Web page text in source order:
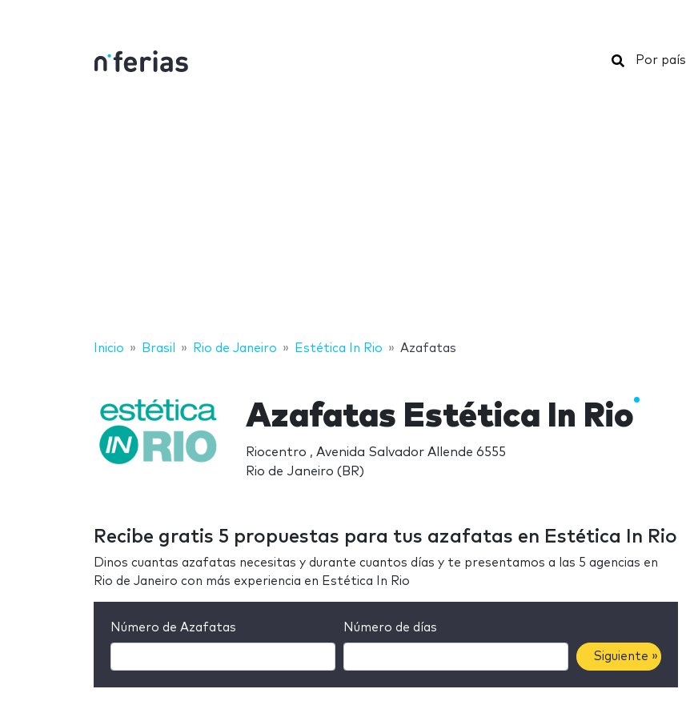
Buscar
Por país
Inicio Brasil Rio de Janeiro Estética In Rio Azafatas
Azafatas Estética In Rio
Riocentro , Avenida Salvador Allende 6555
Rio de Janeiro (BR)
Recibe gratis 5 propuestas para tus azafatas en Estética In Rio
Dinos cuantas azafatas necesitas y durante cuantos días y te presentamos a las 5 agencias en
Rio de Janeiro con más experiencia en Estética In Rio
Número de Azafatas Número de días
Siguiente »